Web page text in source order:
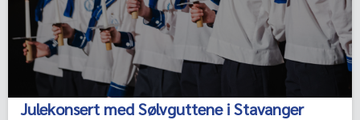
Julekonsert med Sølvguttene i Stavanger